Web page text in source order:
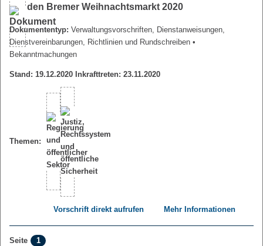
den Bremer Weihnachtsmarkt 2020
Dokumententyp: Verwaltungsvorschriften, Dienstanweisungen,
Dienstvereinbarungen, Richtlinien und Rundschreiben •
Bekanntmachungen
Stand: 19.12.2020 Inkrafttreten: 23.11.2020
Themen:
Vorschrift direkt aufrufen Mehr Informationen
Seite
1